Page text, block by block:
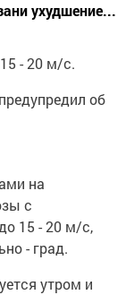
ухудшение...
- 20 м/с.
об
на
с
15 - 20 м/с,
- град.
утром и